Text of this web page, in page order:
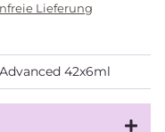
Lieferung
42x6ml